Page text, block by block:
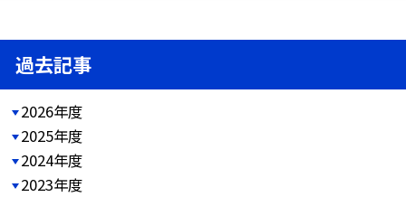
過去記事
2026年度
2025年度
2024年度
2023年度